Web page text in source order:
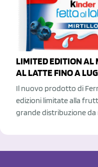
LIMITED EDITION AL
AL LATTE FINO A
Il nuovo prodotto di
edizioni limitate alla
grande distribuzione da